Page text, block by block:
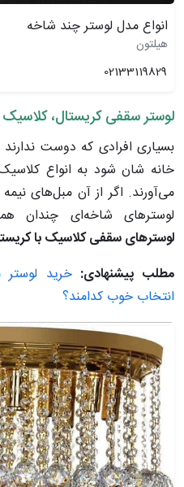
انواع مدل لوستر چند شاخه
هیلتون
02133119829
لوستر سقفی کریستال، کلاسیک
بسیاری افرادی که دوست
خانه ‌شان شود به انواع
می‌آورند. اگر از آن مبل‌های
لوسترهای شاخه‌ای چندان
لوسترهای سقفی کلاسیک با
مطلب پیشنهادی: خرید
انتخاب خوب کدامند؟